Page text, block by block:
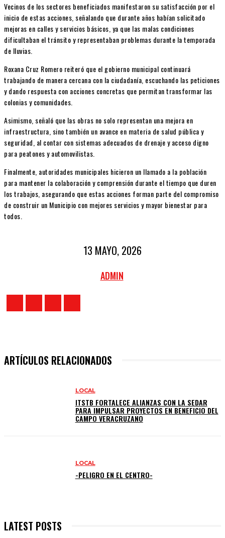
Vecinos de los sectores beneficiados manifestaron su satisfacción por el
inicio de estas acciones, señalando que durante años habían solicitado
mejoras en calles y servicios básicos, ya que las malas condiciones
dificultaban el tránsito y representaban problemas durante la temporada
de lluvias.
Roxana Cruz Romero reiteró que el gobierno municipal continuará
trabajando de manera cercana con la ciudadanía, escuchando las peticiones
y dando respuesta con acciones concretas que permitan transformar las
colonias y comunidades.
Asimismo, señaló que las obras no solo representan una mejora en
infraestructura, sino también un avance en materia de salud pública y
seguridad, al contar con sistemas adecuados de drenaje y acceso digno
para peatones y automovilistas.
Finalmente, autoridades municipales hicieron un llamado a la población
para mantener la colaboración y comprensión durante el tiempo que duren
los trabajos, asegurando que estas acciones forman parte del compromiso
de construir un Municipio con mejores servicios y mayor bienestar para
todos.
13 MAYO, 2026
ADMIN
ARTÍCULOS RELACIONADOS
LOCAL
ITSTB FORTALECE ALIANZAS CON LA SEDAR
PARA IMPULSAR PROYECTOS EN BENEFICIO DEL
CAMPO VERACRUZANO
LOCAL
-PELIGRO EN EL CENTRO-
LATEST POSTS